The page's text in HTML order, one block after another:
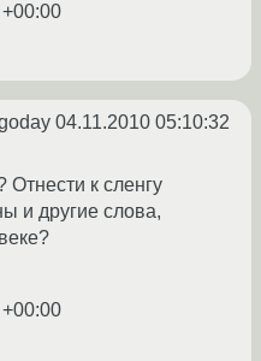
04.11.2010 05:10:32
Отнести к сленгу
и другие слова,